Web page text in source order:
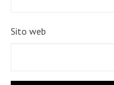
Sito web